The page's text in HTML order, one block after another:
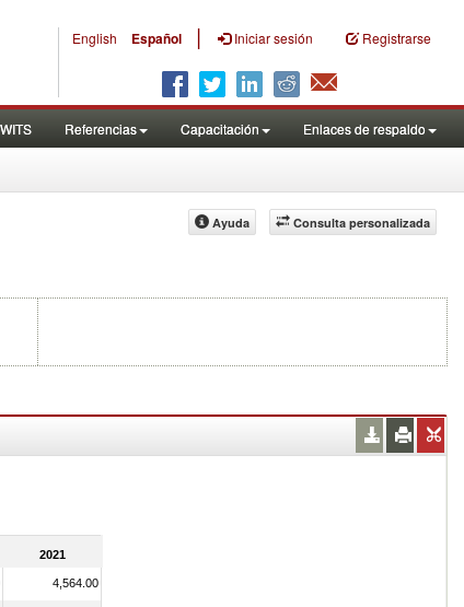
English Español | Iniciar sesión Registrarse
Referencias Capacitación Enlaces de respaldo
Consulta personalizada
Ayuda
2021
4,564.00